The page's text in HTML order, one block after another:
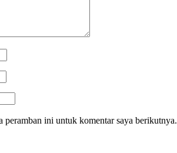
peramban ini untuk komentar saya berikutnya.